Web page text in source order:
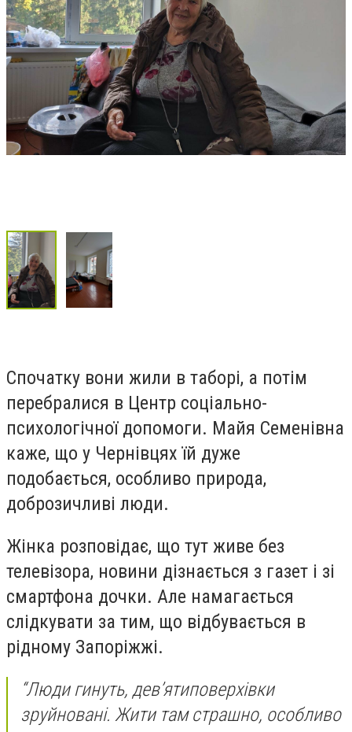
Спочатку вони жили в таборі, а потім
перебралися в Центр соціально-
психологічної допомоги. Майя Семенівна
каже, що у Чернівцях їй дуже
подобається, особливо природа,
доброзичливі люди.
Жінка розповідає, що тут живе без
телевізора, новини дізнається з газет і зі
смартфона дочки. Але намагається
слідкувати за тим, що відбувається в
рідному Запоріжжі.
“Люди гинуть, девʼятиповерхівки
зруйновані. Жити там страшно, особливо